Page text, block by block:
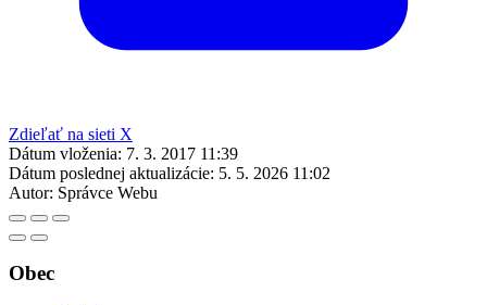
Zdieľať na sieti X
Dátum vloženia: 7. 3. 2017 11:39
Dátum poslednej aktualizácie: 5. 5. 2026 11:02
Autor: Správce Webu
Obec